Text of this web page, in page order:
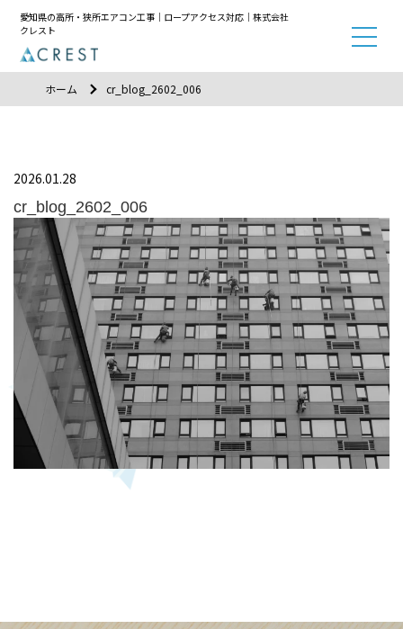
愛知県の高所・狭所エアコン工事｜ロープアクセス対応｜株式会社
クレスト
ホーム cr_blog_2602_006
2026.01.28
cr_blog_2602_006